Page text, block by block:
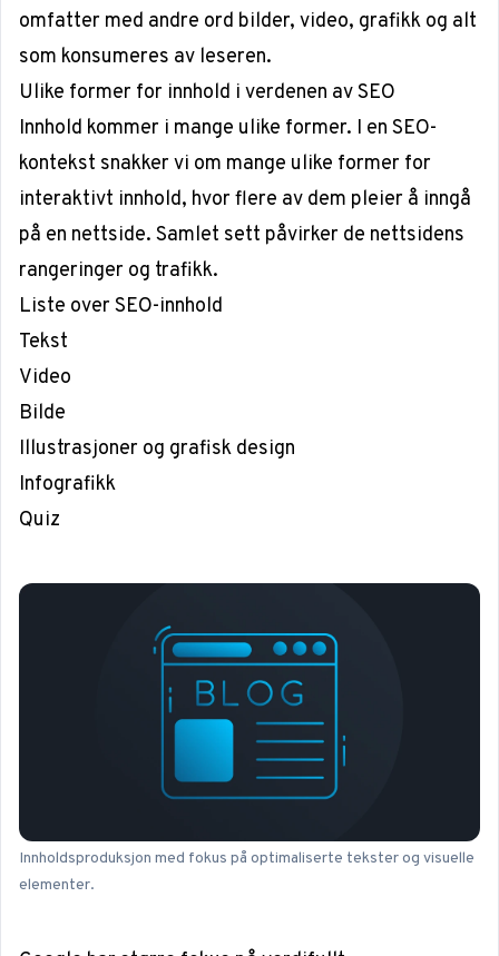
omfatter med andre ord bilder, video, grafikk og alt
som konsumeres av leseren.
Ulike former for innhold i verdenen av SEO
Innhold kommer i mange ulike former. I en SEO-
kontekst snakker vi om mange ulike former for
interaktivt innhold, hvor flere av dem pleier å inngå
på en nettside. Samlet sett påvirker de nettsidens
rangeringer og trafikk.
Liste over SEO-innhold
Tekst
Video
Bilde
Illustrasjoner og grafisk design
Infografikk
Quiz
Innholdsproduksjon med fokus på optimaliserte tekster og visuelle
elementer.